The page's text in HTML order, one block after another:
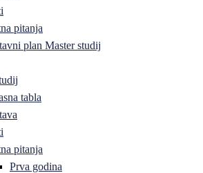
pitanja
plan Master studij
tabla
pitanja
Prva godina